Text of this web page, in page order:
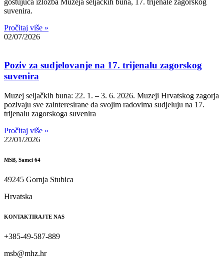
gostujuća izložba Muzeja seljačkih buna, 17. trijenale zagorskog
suvenira.
Pročitaj više »
02/07/2026
Poziv za sudjelovanje na 17. trijenalu zagorskog
suvenira
Muzej seljačkih buna: 22. 1. – 3. 6. 2026. Muzeji Hrvatskog zagorja
pozivaju sve zainteresirane da svojim radovima sudjeluju na 17.
trijenalu zagorskoga suvenira
Pročitaj više »
22/01/2026
MSB, Samci 64
49245 Gornja Stubica
Hrvatska
KONTAKTIRAJTE NAS
+385-49-587-889
msb@mhz.hr